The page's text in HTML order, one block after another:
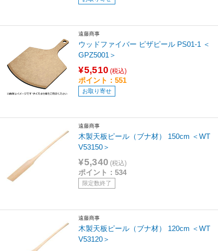
遠藤商事
ウッドファイバー ピザピール PS01-1 ＜
GPZ5001＞
¥5,510 (税込)
ポイント：551
お取り寄せ
遠藤商事
木製天板ピール（ブナ材） 150cm ＜WT
V53150＞
¥5,340 (税込)
ポイント：534
限定数終了
遠藤商事
木製天板ピール（ブナ材） 120cm ＜WT
V53120＞